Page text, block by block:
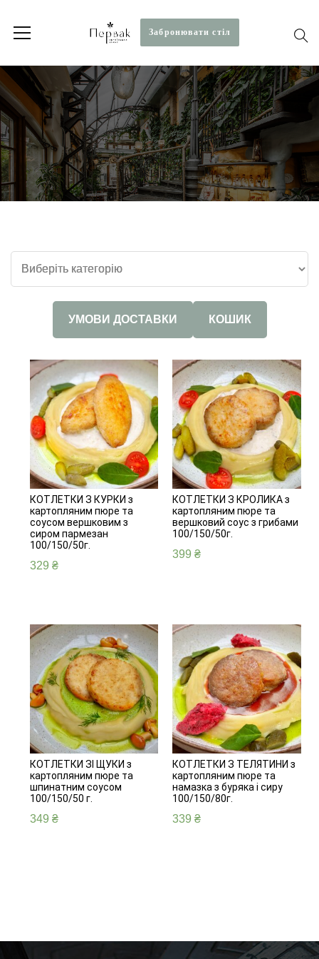
Забронювати стiл
УМОВИ ДОСТАВКИ КОШИК
КОТЛЕТКИ З КРОЛИКА з
картопляним пюре та
вершковий соус з грибами
100/150/50г.
399₴
КОТЛЕТКИ З КУРКИ з
картопляним пюре та
соусом вершковим з
сиром пармезан
100/150/50г.
329 ₴
КОТЛЕТКИ З ТЕЛЯТИНИ з
картопляним пюре та
намазка з буряка і сиру
100/150/80г.
339₴
КОТЛЕТКИ ЗІ ЩУКИ з
картопляним пюре та
шпинатним соусом
100/150/50 г.
349 ₴